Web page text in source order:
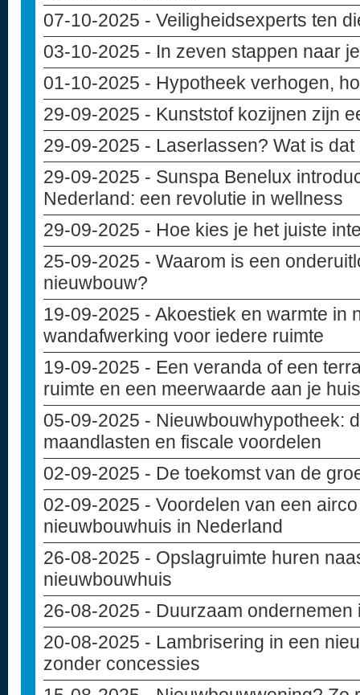
07-10-2025 - Veiligheidsexperts ten
03-10-2025 - In zeven stappen naar
01-10-2025 - Hypotheek verhogen,
29-09-2025 - Kunststof kozijnen zijn
29-09-2025 - Laserlassen? Wat is
29-09-2025 - Sunspa Benelux
Nederland: een revolutie in wellness
29-09-2025 - Hoe kies je het juiste
25-09-2025 - Waarom is een
nieuwbouw?
19-09-2025 - Akoestiek en warmte in
wandafwerking voor iedere ruimte
19-09-2025 - Een veranda of een
ruimte en een meerwaarde aan je huis
05-09-2025 - Nieuwbouwhypotheek:
maandlasten en fiscale voordelen
02-09-2025 - De toekomst van de
02-09-2025 - Voordelen van een
nieuwbouwhuis in Nederland
26-08-2025 - Opslagruimte huren
nieuwbouwhuis
26-08-2025 - Duurzaam
20-08-2025 - Lambrisering in een
zonder concessies